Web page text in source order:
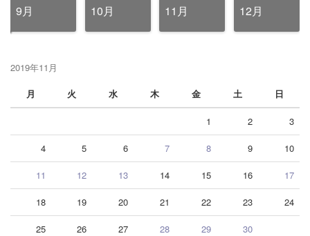
9月 10月 11月 12月
2019年11月
月
火 水 木 金 土 日
1 2 3
4 5 6 7 8 9 10
11 12 13 14 15 16 17
18 19 20 21 22 23 24
25 26 27 28 29 30